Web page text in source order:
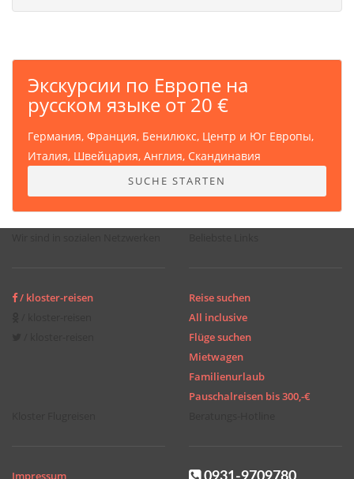
Экскурсии по Европе на
русском языке от 20 €
Германия, Франция, Бенилюкс, Центр и Юг Европы,
Италия, Швейцария, Англия, Скандинавия
SUCHE STARTEN
/ kloster-reisen
Reise suchen
All inclusive
Flüge suchen
Mietwagen
Familienurlaub
Pauschalreisen bis 300,-€
Impressum